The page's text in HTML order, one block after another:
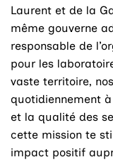
Laurent et de la
même gouverne
responsable de
pour les
vaste territoire,
quotidiennement
et la qualité des
cette mission te
impact positif